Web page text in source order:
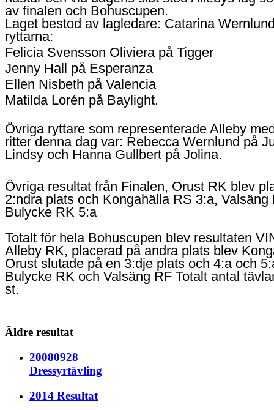
av finalen och Bohuscupen.
Laget bestod av lagledare: Catarina
ryttarna:
Felicia Svensson Oliviera på Tigger
Jenny Hall på Esperanza
Ellen Nisbeth på Valencia
Matilda Lorén på Baylight.
Övriga ryttare som representerade Alleby
ritter denna dag var: Rebecca Wernlund på
Lindsy och Hanna Gullbert på Jolina.
Övriga resultat från Finalen, Orust RK blev
2:ndra plats och Kongahälla RS 3:a, Valsäng
Bulycke RK 5:a
Totalt för hela Bohuscupen blev resultaten
Alleby RK, placerad på andra plats blev
Orust slutade på en 3:dje plats och 4:a och
Bulycke RK och Valsäng RF Totalt antal
st.
Äldre resultat
20080928
Dressyrtävling
2014 Resultat